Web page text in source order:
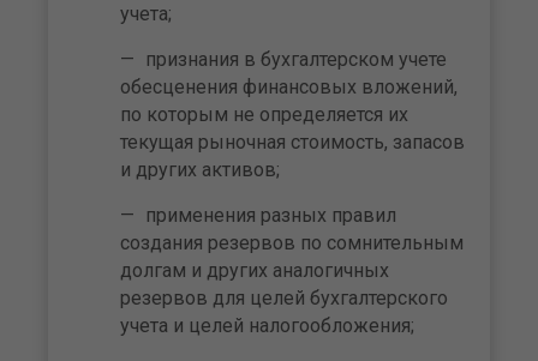
учета;
признания в бухгалтерском учете
обесценения финансовых вложений,
по которым не определяется их
текущая рыночная стоимость, запасов
и других активов;
применения разных правил
создания резервов по сомнительным
долгам и других аналогичных
резервов для целей бухгалтерского
учета и целей налогообложения;